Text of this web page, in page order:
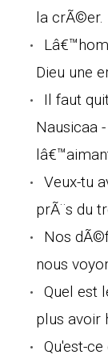
la crÃ©er.
Dieu une
Il faut
Nausicaa
Veux-tu
prÃ¨s du
Nos
nous
Quel est
plus avoir
Qu'est-